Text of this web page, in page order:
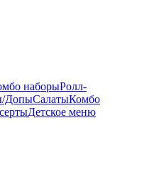
наборыРолл-
ДопыСалатыКомбо
Детское меню